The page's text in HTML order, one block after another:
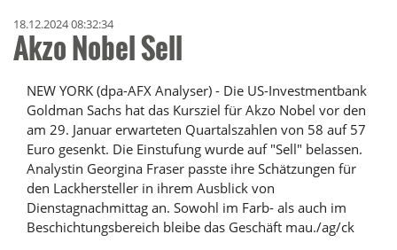
18.12.2024 08:32:34
Akzo Nobel Sell
NEW YORK (dpa-AFX Analyser) - Die US-Investmentbank
Goldman Sachs hat das Kursziel für Akzo Nobel vor den
am 29. Januar erwarteten Quartalszahlen von 58 auf 57
Euro gesenkt. Die Einstufung wurde auf "Sell" belassen.
Analystin Georgina Fraser passte ihre Schätzungen für
den Lackhersteller in ihrem Ausblick von
Dienstagnachmittag an. Sowohl im Farb- als auch im
Beschichtungsbereich bleibe das Geschäft mau./ag/ck